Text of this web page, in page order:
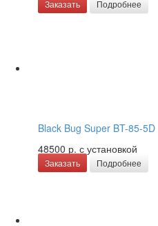
Заказать Подробнее
Black Bug Super BT-85-5D
48500 р. с установкой
Заказать Подробнее